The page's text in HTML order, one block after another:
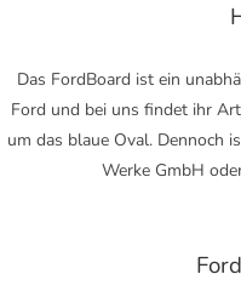
Das FordBoard ist ein
Ford und bei uns findet ihr
um das blaue Oval. Dennoch
Werke GmbH